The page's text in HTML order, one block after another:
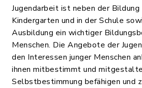
Jugendarbeit ist neben der Bildung
Kindergarten und in der Schule
Ausbildung ein wichtiger
Menschen. Die Angebote der
den Interessen junger Menschen
ihnen mitbestimmt und
Selbstbestimmung befähigen und